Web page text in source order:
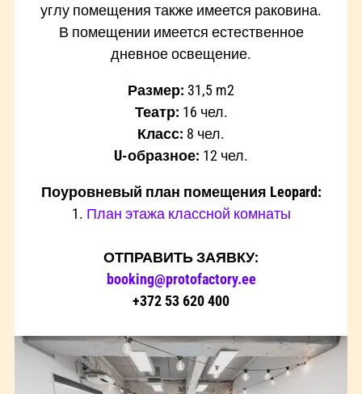
углу помещения также имеется раковина.
В помещении имеется естественное
дневное освещение.
Размер: 31,5 m2
Театр: 16 чел.
Класс: 8 чел.
U-образное: 12 чел.
Поуровневый план помещения Leopard:
1. План этажа классной комнаты
ОТПРАВИТЬ ЗАЯВКУ:
booking@protofactory.ee
+372 53 620 400